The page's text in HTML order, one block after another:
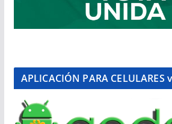
APLICACIÓN PARA CELULARES